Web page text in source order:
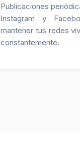
Publicaciones
Instagram y
mantener tus redes
constantemente.